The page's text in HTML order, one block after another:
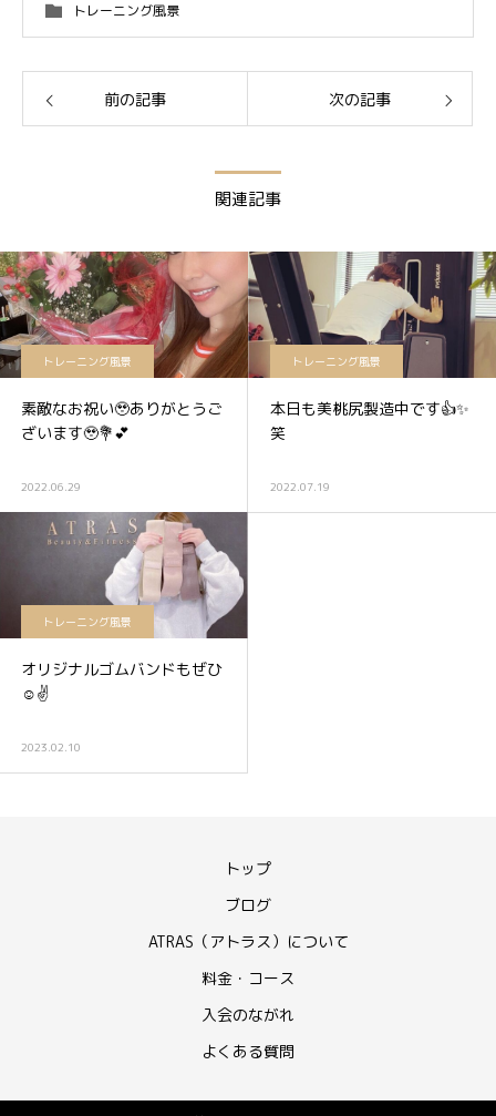
トレーニング風景
前の記事 次の記事
関連記事
トレーニング風景
素敵なお祝い🥹ありがとうご
ざいます🥹💐💕
2022.06.29
トレーニング風景
本日も美桃尻製造中です👍✨
笑
2022.07.19
トレーニング風景
オリジナルゴムバンドもぜひ
☺️✌️
2023.02.10
トップ
ブログ
ATRAS（アトラス）について
料金・コース
入会のながれ
よくある質問